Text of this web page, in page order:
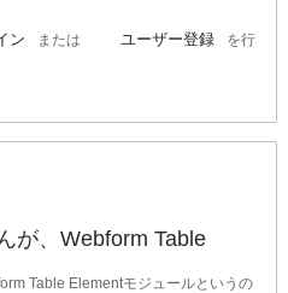
ン または ユーザー登録 を行
が、Webform Table
Table Elementモジュールというの